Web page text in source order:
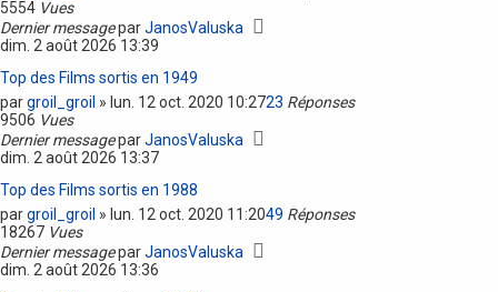
5554 Vues
Dernier messageparJanosValuska
dim. 2 août 2026 13:39
Top des Films sortis en 1949
pargroil_groil » lun. 12 oct. 2020 10:2723 Réponses
9506 Vues
Dernier messageparJanosValuska
dim. 2 août 2026 13:37
Top des Films sortis en 1988
pargroil_groil » lun. 12 oct. 2020 11:2049 Réponses
18267 Vues
Dernier messageparJanosValuska
dim. 2 août 2026 13:36